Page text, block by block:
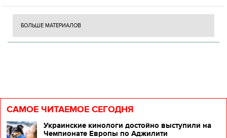
БОЛЬШЕ МАТЕРИАЛОВ
САМОЕ ЧИТАЕМОЕ СЕГОДНЯ
Украинские кинологи достойно выступили на
Чемпионате Европы по Аджилити